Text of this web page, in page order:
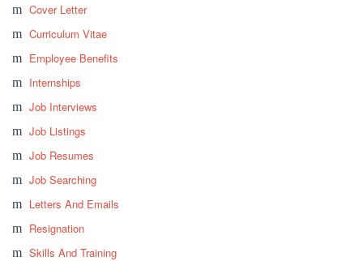
Cover Letter
Curriculum Vitae
Employee Benefits
Internships
Job Interviews
Job Listings
Job Resumes
Job Searching
Letters And Emails
Resignation
Skills And Training